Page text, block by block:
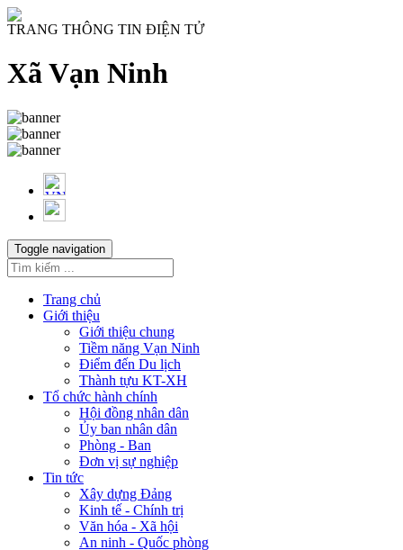
TRANG THÔNG TIN ĐIỆN TỬ
Xã Vạn Ninh
Toggle navigation
Trang chủ
Giới thiệu
Giới thiệu chung
Tiềm năng Vạn Ninh
Điểm đến Du lịch
Thành tựu KT-XH
Tổ chức hành chính
Hội đồng nhân dân
Ủy ban nhân dân
Phòng - Ban
Đơn vị sự nghiệp
Tin tức
Xây dựng Đảng
Kinh tế - Chính trị
Văn hóa - Xã hội
An ninh - Quốc phòng